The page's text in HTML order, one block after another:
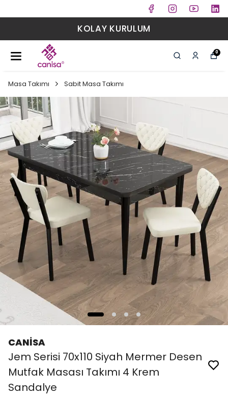
KOLAY KURULUM
0
Masa Takımı Sabit Masa Takımı
CANİSA
Jem Serisi 70x110 Siyah Mermer Desen
Mutfak Masası Takımı 4 Krem
Sandalye